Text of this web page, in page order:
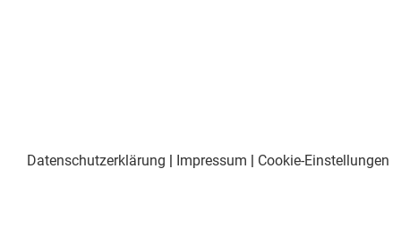
Datenschutzerklärung | Impressum | Cookie-Einstellungen